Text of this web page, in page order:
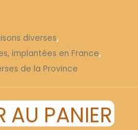
diverses,
implantées en France,
de la Province
AU PANIER